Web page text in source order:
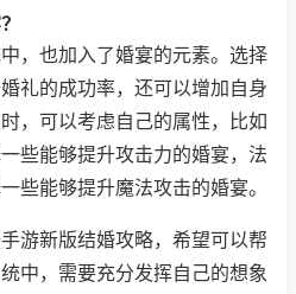
，也加入了婚宴的元素。选择
礼的成功率，还可以增加自身
，可以考虑自己的属性，比如
些能够提升攻击力的婚宴，法
些能够提升魔法攻击的婚宴。
游新版结婚攻略，希望可以帮
中，需要充分发挥自己的想象